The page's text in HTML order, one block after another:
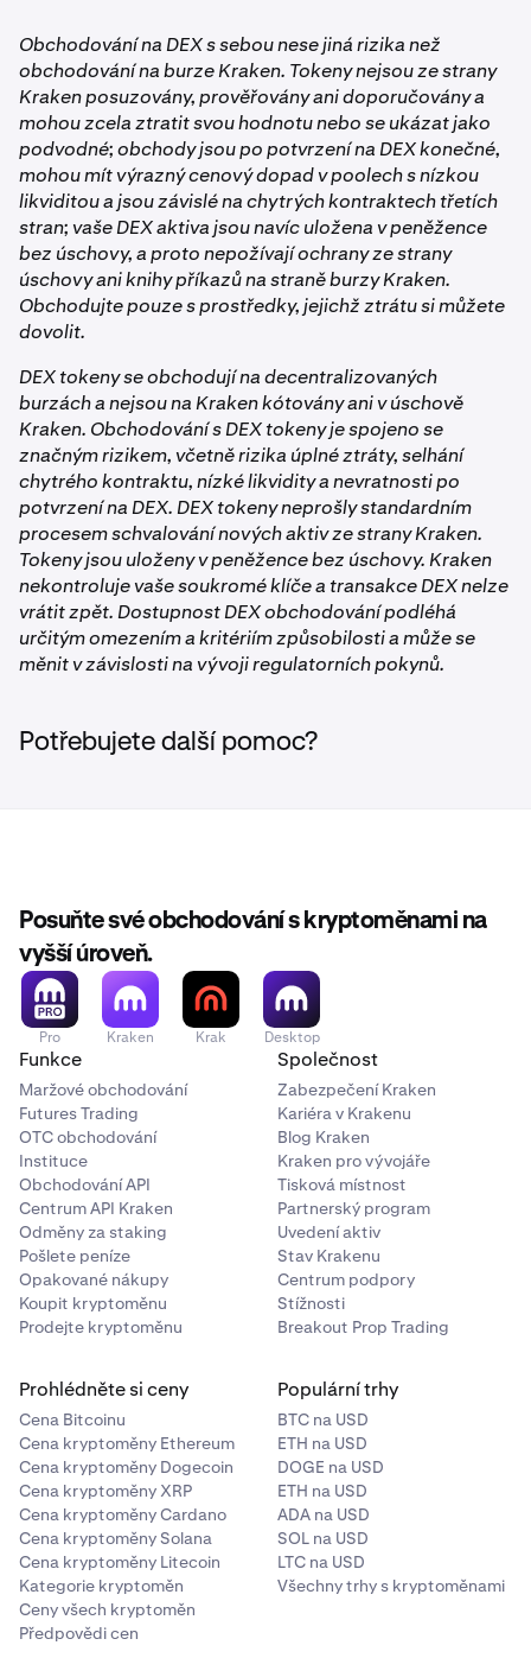
obchodu. Při prodeji hradí poplatek za síť za vás
Kraken – nikdy nemusíte držet ETH ani žádný gas
token.
Na všech blockchainech:
•
Poplatek za DEX swap: účtuje jej příslušný pool
likvidity a je zahrnut do ceny provedení.
Úplný přehled poplatků včetně odhadované minimální
přijaté částky se zobrazí na obrazovce souhrnu příkazu
s vašimi prostředky disponovat. Při neúspěšném nebo
zrušeném obchodu se prostředky vrátí na váš zůstatek v
Kraken.
obchodovat nepůjde. Obchodovat lze pouze tokeny
nakoupené přes DEX obchodování.
vklady nepodporuje. Pokud chcete peněženku používat
samostatně, můžete soukromý klíč exportovat v
nastavení účtu a importovat jej do kompatibilní externí
peněženkové aplikace.
Obchodování na DEX s sebou nese jiná rizika než
obchodování na burze Kraken. Tokeny nejsou ze strany
Kraken posuzovány, prověřovány ani doporučovány a
mohou zcela ztratit svou hodnotu nebo se ukázat jako
podvodné; obchody jsou po potvrzení na DEX konečné,
mohou mít výrazný cenový dopad v poolech s nízkou
likviditou a jsou závislé na chytrých kontraktech třetích
stran; vaše DEX aktiva jsou navíc uložena v peněžence
bez úschovy, a proto nepožívají ochrany ze strany
úschovy ani knihy příkazů na straně burzy Kraken.
Obchodujte pouze s prostředky, jejichž ztrátu si můžete
dovolit.
DEX tokeny se obchodují na decentralizovaných
burzách a nejsou na Kraken kótovány ani v úschově
Kraken. Obchodování s DEX tokeny je spojeno se
značným rizikem, včetně rizika úplné ztráty, selhání
chytrého kontraktu, nízké likvidity a nevratnosti po
potvrzení na DEX. DEX tokeny neprošly standardním
procesem schvalování nových aktiv ze strany Kraken.
Tokeny jsou uloženy v peněžence bez úschovy. Kraken
nekontroluje vaše soukromé klíče a transakce DEX nelze
vrátit zpět. Dostupnost DEX obchodování podléhá
určitým omezením a kritériím způsobilosti a může se
měnit v závislosti na vývoji regulatorních pokynů.
Potřebujete další pomoc?
Posuňte své obchodování s kryptoměnami na
vyšší úroveň.
Pro Kraken Krak Desktop
Funkce
Maržové obchodování
Futures Trading
OTC obchodování
Instituce
Obchodování API
Centrum API Kraken
Odměny za staking
Pošlete peníze
Opakované nákupy
Koupit kryptoměnu
Prodejte kryptoměnu
Společnost
Zabezpečení Kraken
Kariéra v Krakenu
Blog Kraken
Kraken pro vývojáře
Tisková místnost
Partnerský program
Uvedení aktiv
Stav Krakenu
Centrum podpory
Stížnosti
Breakout Prop Trading
Prohlédněte si ceny
Cena Bitcoinu
Cena kryptoměny Ethereum
Cena kryptoměny Dogecoin
Cena kryptoměny XRP
Cena kryptoměny Cardano
Cena kryptoměny Solana
Cena kryptoměny Litecoin
Kategorie kryptoměn
Ceny všech kryptoměn
Předpovědi cen
Populární trhy
BTC na USD
ETH na USD
DOGE na USD
ETH na USD
ADA na USD
SOL na USD
LTC na USD
Všechny trhy s kryptoměnami